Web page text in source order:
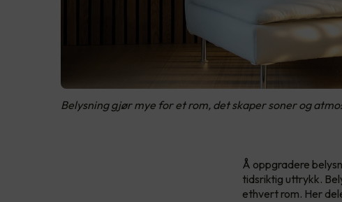
Belysning gjør mye for et rom, det skaper soner og
Å oppgradere
tidsriktig uttrykk.
ethvert rom. Her